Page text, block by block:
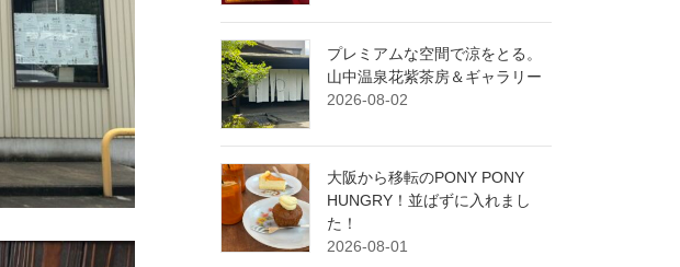
プレミアムな空間で涼をとる。
山中温泉花紫茶房＆ギャラリー
2026-08-02
大阪から移転のPONY PONY
HUNGRY！並ばずに入れまし
た！
2026-08-01